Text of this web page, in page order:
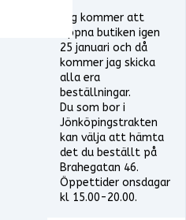
Jag kommer att
öppna butiken igen
25 januari och då
kommer jag skicka
alla era
beställningar.
Du som bor i
Jönköpingstrakten
kan välja att hämta
det du beställt på
Brahegatan 46.
Öppettider onsdagar
kl 15.00-20.00.